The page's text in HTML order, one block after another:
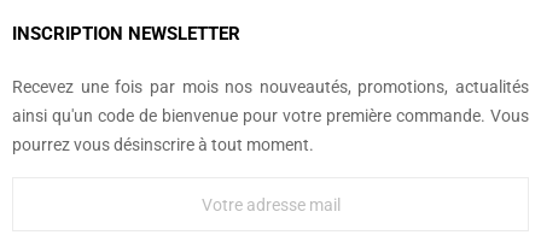
INSCRIPTION NEWSLETTER
Recevez une fois par mois nos nouveautés, promotions, actualités
ainsi qu'un code de bienvenue pour votre première commande. Vous
pourrez vous désinscrire à tout moment.